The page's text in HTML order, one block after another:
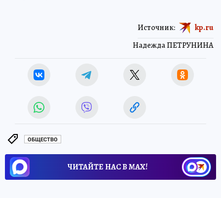
Надежда ПЕТРУНИНА
Источник: kp.ru
ОБЩЕСТВО
ЧИТАЙТЕ НАС В МАХ!